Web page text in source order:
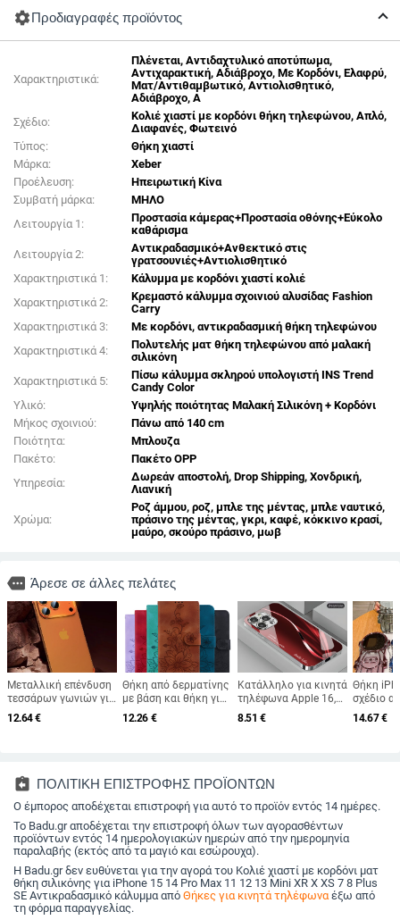
settingsΠροδιαγραφές προϊόντος
Χαρακτηριστικά:
Πλένεται, Αντιδαχτυλικό αποτύπωμα,
Αντιχαρακτική, Αδιάβροχο, Με Κορδόνι, Ελαφρύ,
Ματ/Αντιθαμβωτικό, Αντιολισθητικό,
Αδιάβροχο, Α
Σχέδιο:
Κολιέ χιαστί με κορδόνι θήκη τηλεφώνου, Απλό,
Διαφανές, Φωτεινό
Τύπος:
Θήκη χιαστί
Μάρκα:
Xeber
Προέλευση:
Ηπειρωτική Κίνα
Συμβατή μάρκα:
ΜΗΛΟ
Λειτουργία 1:
Προστασία κάμερας+Προστασία οθόνης+Εύκολο
καθάρισμα
Λειτουργία 2:
Αντικραδασμικό+Ανθεκτικό στις
γρατσουνιές+Αντιολισθητικό
Χαρακτηριστικά 1:
Κάλυμμα με κορδόνι χιαστί κολιέ
Χαρακτηριστικά 2:
Κρεμαστό κάλυμμα σχοινιού αλυσίδας Fashion
Carry
Χαρακτηριστικά 3:
Με κορδόνι, αντικραδασμική θήκη τηλεφώνου
Χαρακτηριστικά 4:
Πολυτελής ματ θήκη τηλεφώνου από μαλακή
σιλικόνη
Χαρακτηριστικά 5:
Πίσω κάλυμμα σκληρού υπολογιστή INS Trend
Candy Color
Υλικό:
Υψηλής ποιότητας Μαλακή Σιλικόνη + Κορδόνι
Μήκος σχοινιού:
Πάνω από 140 cm
Ποιότητα:
Μπλουζα
Πακέτο:
Πακέτο OPP
Υπηρεσία:
Δωρεάν αποστολή, Drop Shipping, Χονδρική,
Λιανική
Χρώμα:
Ροζ άμμου, ροζ, μπλε της μέντας, μπλε ναυτικό,
πράσινο της μέντας, γκρι, καφέ, κόκκινο κρασί,
μαύρο, σκούρο πράσινο, μωβ
more Άρεσε σε άλλες πελάτες
Μεταλλική επένδυση
τεσσάρων γωνιών για
θήκη iPhone 17 Pro
Max με ultra-thin
12.64€
Θήκη από δερματίνης
με βάση και θήκη για
κάρτες για iPhone
11–14 Pro Max,
12.26 €
Κατάλληλο για κινητά
τηλέφωνα Apple 16,
επιμεταλλωμένο
γυαλί με
πολυτελές 14 Plus
8.51 €
Θήκη
σχέδιο
γκλίτερ
αλυσίδα
14.67€
assignment_return ΠΟΛΙΤΙΚΗ ΕΠΙΣΤΡΟΦΗΣ ΠΡΟΪΟΝΤΩΝ
Ο έμπορος αποδέχεται επιστροφή για αυτό το προϊόν εντός 14 ημέρες.
Το Badu.gr αποδέχεται την επιστροφή όλων των αγορασθέντων
προϊόντων εντός 14 ημερολογιακών ημερών από την ημερομηνία
παραλαβής (εκτός από τα μαγιό και εσώρουχα).
Η Badu.gr δεν ευθύνεται για την αγορά του Κολιέ χιαστί με κορδόνι ματ
θήκη σιλικόνης για iPhone 15 14 Pro Max 11 12 13 Mini XR X XS 7 8 Plus
SE Αντικραδασμικό κάλυμμα από Θήκες για κινητά τηλέφωναέξω από
τη φόρμα παραγγελίας.